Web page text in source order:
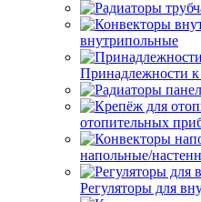
внутрипольные
Принадлежности
отопительных
напольные/
Регуляторы для